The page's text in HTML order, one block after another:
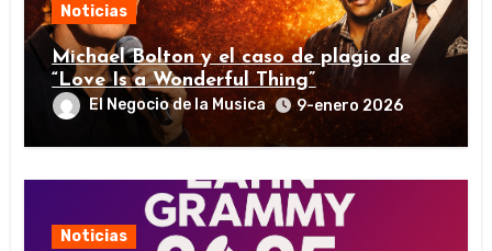
Noticias
Michael Bolton y el caso de plagio de
“Love Is a Wonderful Thing”
El Negocio de la Musica 9-enero 2026
Noticias